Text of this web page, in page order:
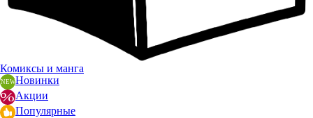
Комиксы и манга
Новинки
Акции
Популярные